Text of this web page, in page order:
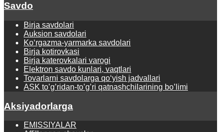
Savdo
Birja savdolari
Auksion savdolari
Ko‘rgаzmа-yarmаrkа sаvdolаri
Birja kotirovkasi
Birja katerovkalari varogi
Elektron savdo kunlari, vaqtlari
Tovarlarni savdolarga qo‘yish jadvallari
ASK to’g’ridan-to’g’ri qatnashchilarining bo’limi
Aksiyadorlarga
EMISSIYALAR